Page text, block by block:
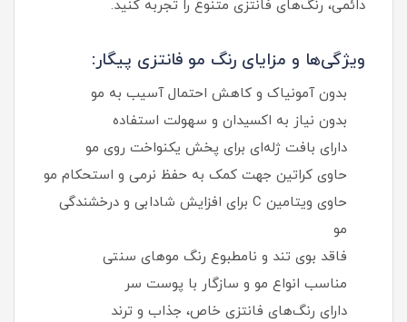
دائمی، رنگ‌های فانتزی متنوع را تجربه کنید.
ویژگی‌ها و مزایای رنگ مو فانتزی پیگار:
بدون آمونیاک و کاهش احتمال آسیب به مو
بدون نیاز به اکسیدان و سهولت استفاده
دارای بافت ژله‌ای برای پخش یکنواخت روی مو
حاوی کراتین جهت کمک به حفظ نرمی و استحکام مو
حاوی ویتامین C برای افزایش شادابی و درخشندگی
مو
فاقد بوی تند و نامطبوع رنگ موهای سنتی
مناسب انواع مو و سازگار با پوست سر
دارای رنگ‌های فانتزی خاص، جذاب و ترند